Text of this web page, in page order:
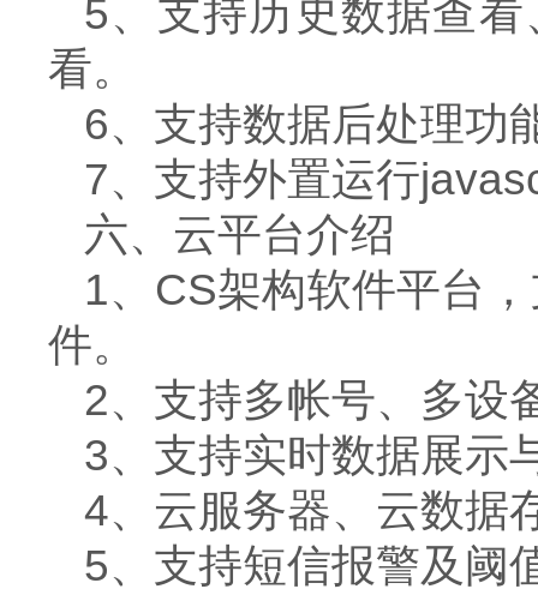
5、支持历史数据查
看。
6、支持数据后处理功
7、支持外置运行
六、云平台介绍
1、CS架构软件平台
件。
2、支持多帐号、多设
3、支持实时数据展示
4、云服务器、云数据
5、支持短信报警及阈